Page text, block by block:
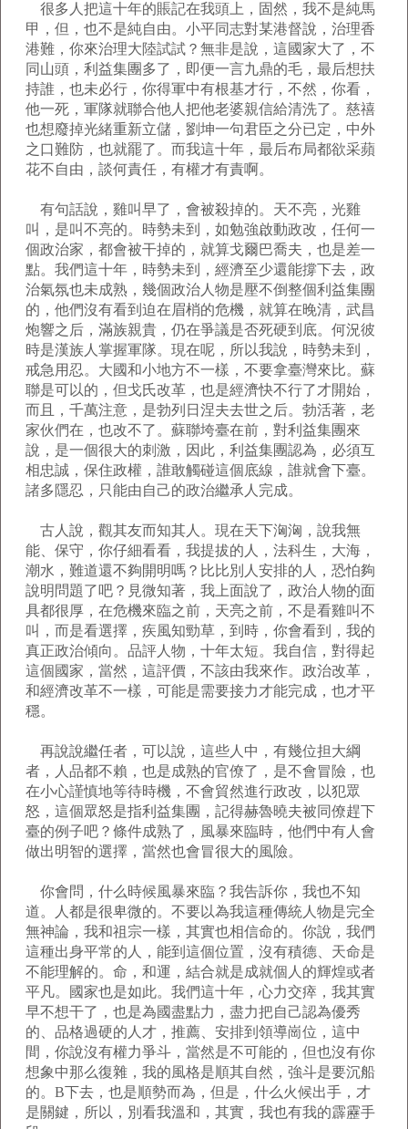
很多人把這十年的賬記在我頭上，固然，我不是純馬
甲，但，也不是純自由。小平同志對某港督說，治理香
港難，你來治理大陸試試？無非是說，這國家大了，不
同山頭，利益集團多了，即便一言九鼎的毛，最后想扶
持誰，也未必行，你得軍中有根基才行，不然，你看，
他一死，軍隊就聯合他人把他老婆親信給清洗了。慈禧
也想廢掉光緒重新立儲，劉坤一句君臣之分已定，中外
之口難防，也就罷了。而我這十年，最后布局都欲采蘋
花不自由，談何責任，有權才有責啊。
有句話說，雞叫早了，會被殺掉的。天不亮，光雞
叫，是叫不亮的。時勢未到，如勉強啟動政改，任何一
個政治家，都會被干掉的，就算戈爾巴喬夫，也是差一
點。我們這十年，時勢未到，經濟至少還能撐下去，政
治氣氛也未成熟，幾個政治人物是壓不倒整個利益集團
的，他們沒有看到迫在眉梢的危機，就算在晚清，武昌
炮響之后，滿族親貴，仍在爭議是否死硬到底。何況彼
時是漢族人掌握軍隊。現在呢，所以我說，時勢未到，
戒急用忍。大國和小地方不一樣，不要拿臺灣來比。蘇
聯是可以的，但戈氏改革，也是經濟快不行了才開始，
而且，千萬注意，是勃列日涅夫去世之后。勃活著，老
家伙們在，也改不了。蘇聯垮臺在前，對利益集團來
說，是一個很大的刺激，因此，利益集團認為，必須互
相忠誠，保住政權，誰敢觸碰這個底線，誰就會下臺。
諸多隱忍，只能由自己的政治繼承人完成。
古人說，觀其友而知其人。現在天下洶洶，說我無
能、保守，你仔細看看，我提拔的人，法科生，大海，
潮水，難道還不夠開明嗎？比比別人安排的人，恐怕夠
說明問題了吧？見微知著，我上面說了，政治人物的面
具都很厚，在危機來臨之前，天亮之前，不是看雞叫不
叫，而是看選擇，疾風知勁草，到時，你會看到，我的
真正政治傾向。品評人物，十年太短。我自信，對得起
這個國家，當然，這評價，不該由我來作。政治改革，
和經濟改革不一樣，可能是需要接力才能完成，也才平
穩。
再說說繼任者，可以說，這些人中，有幾位担大綱
者，人品都不賴，也是成熟的官僚了，是不會冒險，也
在小心謹慎地等待時機，不會貿然進行政改，以犯眾
怒，這個眾怒是指利益集團，記得赫魯曉夫被同僚趕下
臺的例子吧？條件成熟了，風暴來臨時，他們中有人會
做出明智的選擇，當然也會冒很大的風險。
你會問，什么時候風暴來臨？我告訴你，我也不知
道。人都是很卑微的。不要以為我這種傳統人物是完全
無神論，我和祖宗一樣，其實也相信命的。你說，我們
這種出身平常的人，能到這個位置，沒有積德、天命是
不能理解的。命，和運，結合就是成就個人的輝煌或者
平凡。國家也是如此。我們這十年，心力交瘁，我其實
早不想干了，也是為國盡點力，盡力把自己認為優秀
的、品格過硬的人才，推薦、安排到領導崗位，這中
間，你說沒有權力爭斗，當然是不可能的，但也沒有你
想象中那么復雜，我的風格是順其自然，強斗是要沉船
的。B下去，也是順勢而為，但是，什么火候出手，才
是關鍵，所以，別看我溫和，其實，我也有我的霹靂手